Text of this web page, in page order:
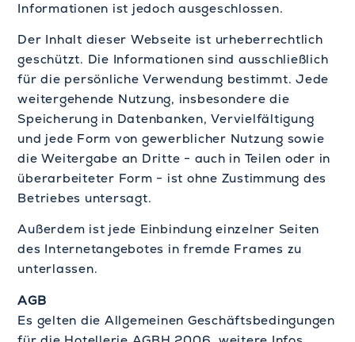
Informationen ist jedoch ausgeschlossen.
Der Inhalt dieser Webseite ist urheberrechtlich
geschützt. Die Informationen sind ausschließlich
für die persönliche Verwendung bestimmt. Jede
weitergehende Nutzung, insbesondere die
Speicherung in Datenbanken, Vervielfältigung
und jede Form von gewerblicher Nutzung sowie
die Weitergabe an Dritte − auch in Teilen oder in
überarbeiteter Form − ist ohne Zustimmung des
Betriebes untersagt.
Außerdem ist jede Einbindung einzelner Seiten
des Internetangebotes in fremde Frames zu
unterlassen.
AGB
Es gelten die Allgemeinen Geschäftsbedingungen